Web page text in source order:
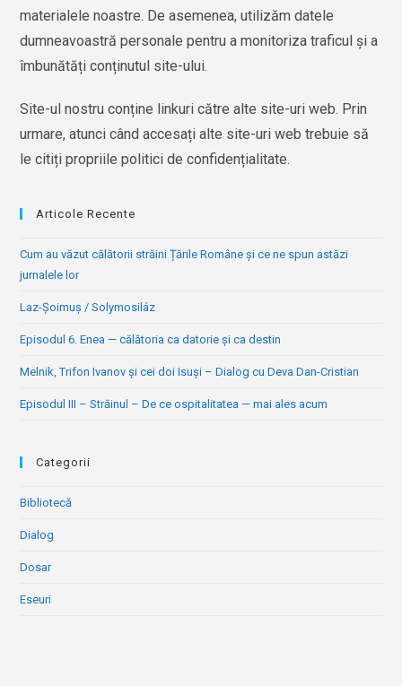
materialele noastre. De asemenea, utilizăm datele
dumneavoastră personale pentru a monitoriza traficul și a
îmbunătăți conținutul site-ului.
Site-ul nostru conține linkuri către alte site-uri web. Prin
urmare, atunci când accesați alte site-uri web trebuie să
le citiți propriile politici de confidențialitate.
Articole Recente
Cum au văzut călătorii străini Țările Române și ce ne spun astăzi
jurnalele lor
Laz-Șoimuș / Solymosiláz
Episodul 6. Enea — călătoria ca datorie și ca destin
Melnik, Trifon Ivanov și cei doi Isuși – Dialog cu Deva Dan-Cristian
Episodul III – Străinul – De ce ospitalitatea — mai ales acum
Categorii
Bibliotecă
Dialog
Dosar
Eseuri